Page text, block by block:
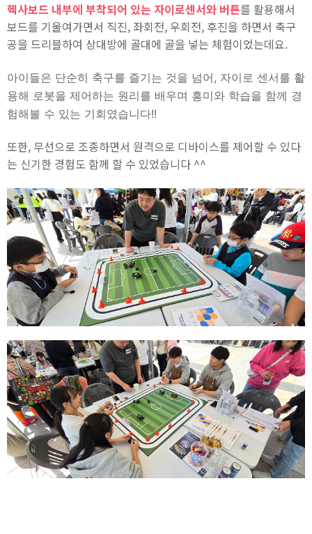
헥사보드 내부에 부착되어 있는 자이로센서와 버튼를 활용해서
보드를 기울여가면서 직진, 좌회전, 우회전, 후진을 하면서 축구
공을 드리블하여 상대방에 골대에 골을 넣는 체험이었는데요.
아이들은 단순히 축구를 즐기는 것을 넘어, 자이로 센서를 활
용해 로봇을 제어하는 원리를 배우며 흥미와 학습을 함께 경
험해볼 수 있는 기회였습니다!!
또한, 무선으로 조종하면서 원격으로 디바이스를 제어할 수 있다
는 신기한 경험도 함께 할 수 있었습니다 ^^